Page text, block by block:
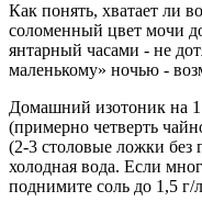
Как понять, хватает ли
соломенный цвет мочи
янтарный часами - не
маленькому» ночью -
Домашний изотоник на 1
(примерно четверть
(2-3 столовые ложки
холодная вода. Если
поднимите соль до 1,5 г/